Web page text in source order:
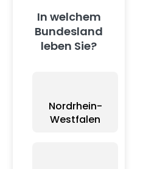
In welchem
Bundesland
leben Sie?
Nordrhein-
Westfalen